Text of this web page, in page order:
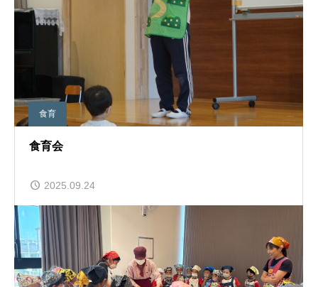
食育
食育会
2025.09.24